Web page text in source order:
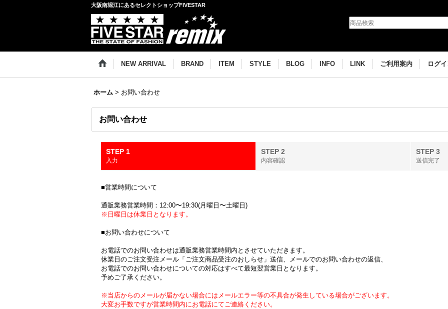
大阪南堀江にあるセレクトショップFIVESTAR
NEW ARRIVAL BRAND ITEM STYLE BLOG INFO LINK ご利用案内 ログ
ホーム > お問い合わせ
お問い合わせ
STEP 1
入力
STEP 2
内容確認
STEP 3
送信完了
■営業時間について
通販業務営業時間：12:00〜19:30(月曜日〜土曜日)
※日曜日は休業日となります。
■お問い合わせについて
お電話でのお問い合わせは通販業務営業時間内とさせていただきます。
休業日のご注文受注メール「ご注文商品受注のおしらせ」送信、メールでのお問い合わせの返信、
お電話でのお問い合わせについての対応はすべて最短翌営業日となります。
予めご了承ください。
※当店からのメールが届かない場合にはメールエラー等の不具合が発生している場合がございます。
大変お手数ですが営業時間内にお電話にてご連絡ください。